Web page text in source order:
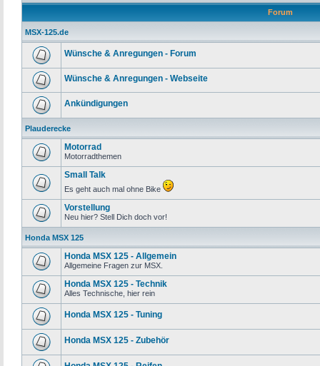
Forum
MSX-125.de
Wünsche & Anregungen - Forum
Wünsche & Anregungen - Webseite
Ankündigungen
Plauderecke
Motorrad
Motorradthemen
Small Talk
Es geht auch mal ohne Bike
Vorstellung
Neu hier? Stell Dich doch vor!
Honda MSX 125
Honda MSX 125 - Allgemein
Allgemeine Fragen zur MSX.
Honda MSX 125 - Technik
Alles Technische, hier rein
Honda MSX 125 - Tuning
Honda MSX 125 - Zubehör